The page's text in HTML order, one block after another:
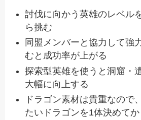
討伐に向かう英雄のレベル
ら挑む
同盟メンバーと協力して強
むと成功率が上がる
探索型英雄を使うと洞窟・
大幅に向上する
ドラゴン素材は貴重なので
たいドラゴンを1体決めて